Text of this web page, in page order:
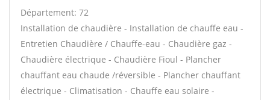
Département: 72
Installation de chaudière - Installation de chauffe eau -
Entretien Chaudière / Chauffe-eau - Chaudière gaz -
Chaudière électrique - Chaudière Fioul - Plancher
chauffant eau chaude /réversible - Plancher chauffant
électrique - Climatisation - Chauffe eau solaire -